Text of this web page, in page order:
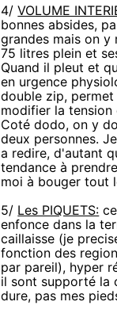
4/VOLUME
bonnes absides,
grandes mais on y
75 litres plein et
Quand il pleut et
en urgence
double zip, permet
modifier la tension
Coté dodo, on y
deux personnes.
a redire, d'autant
tendance à
moi à bouger tout
5/ Les PIQUETS:
enfonce dans la
caillaisse (je
fonction des
par pareil), hyper
il sont supporté la
dure, pas mes